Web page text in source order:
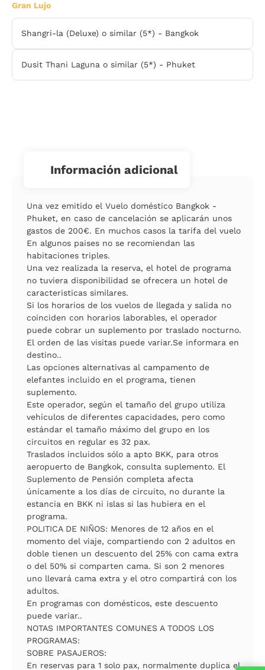
Gran Lujo
Shangri-la (Deluxe) o similar (5*) - Bangkok
Dusit Thani Laguna o similar (5*) - Phuket
información adicional
Una vez emitido el Vuelo doméstico Bangkok -
Phuket, en caso de cancelación se aplicarán unos
gastos de 200€. En muchos casos la tarifa del vuelo
En algunos paises no se recomiendan las
habitaciones triples.
Una vez realizada la reserva, el hotel de programa
no tuviera disponibilidad se ofrecera un hotel de
caracteristicas similares.
Si los horarios de los vuelos de llegada y salida no
coinciden con horarios laborables, el operador
puede cobrar un suplemento por traslado nocturno.
El orden de las visitas puede variar.Se informara en
destino..
Las opciones alternativas al campamento de
elefantes incluido en el programa, tienen
suplemento.
Este operador, según el tamaño del grupo utiliza
vehículos de diferentes capacidades, pero como
estándar el tamaño máximo del grupo en los
circuitos en regular es 32 pax.
Traslados incluidos sólo a apto BKK, para otros
aeropuerto de Bangkok, consulta suplemento. El
Suplemento de Pensión completa afecta
únicamente a los días de circuito, no durante la
estancia en BKK ni islas si las hubiera en el
programa.
POLITICA DE NIÑOS: Menores de 12 años en el
momento del viaje, compartiendo con 2 adultos en
doble tienen un descuento del 25% con cama extra
o del 50% si comparten cama. Si son 2 menores
uno llevará cama extra y el otro compartirá con los
adultos.
En programas con domésticos, este descuento
puede variar..
NOTAS IMPORTANTES COMUNES A TODOS LOS
PROGRAMAS:
SOBRE PASAJEROS:
En reservas para 1 solo pax, normalmente duplica el